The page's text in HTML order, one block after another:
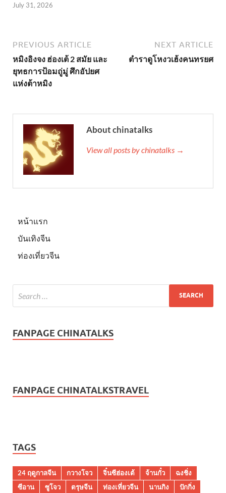
July 31, 2026
PREVIOUS ARTICLE
หมิงอิงจง ฮ่องเต้ 2 สมัย และ
ยุทธการป้อมถู่มู่ ศึกอัปยศ
แห่งต้าหมิง
NEXT ARTICLE
ตำราดูโหงวเฮ้งคนทรยศ
About chinatalks
View all posts by chinatalks →
หน้าแรก
บันเทิงจีน
ท่องเที่ยวจีน
FANPAGE CHINATALKS
FANPAGE CHINATALKSTRAVEL
TAGS
24 ฤดูกาลจีน กวางโจว จิ๋นซีฮ่องเต้ จ้านกั๋ว
ฉงชิ่ง
ซีอาน
ซูโจว ตรุษจีน ท่องเที่ยวจีน นานกิง ปักกิ่ง